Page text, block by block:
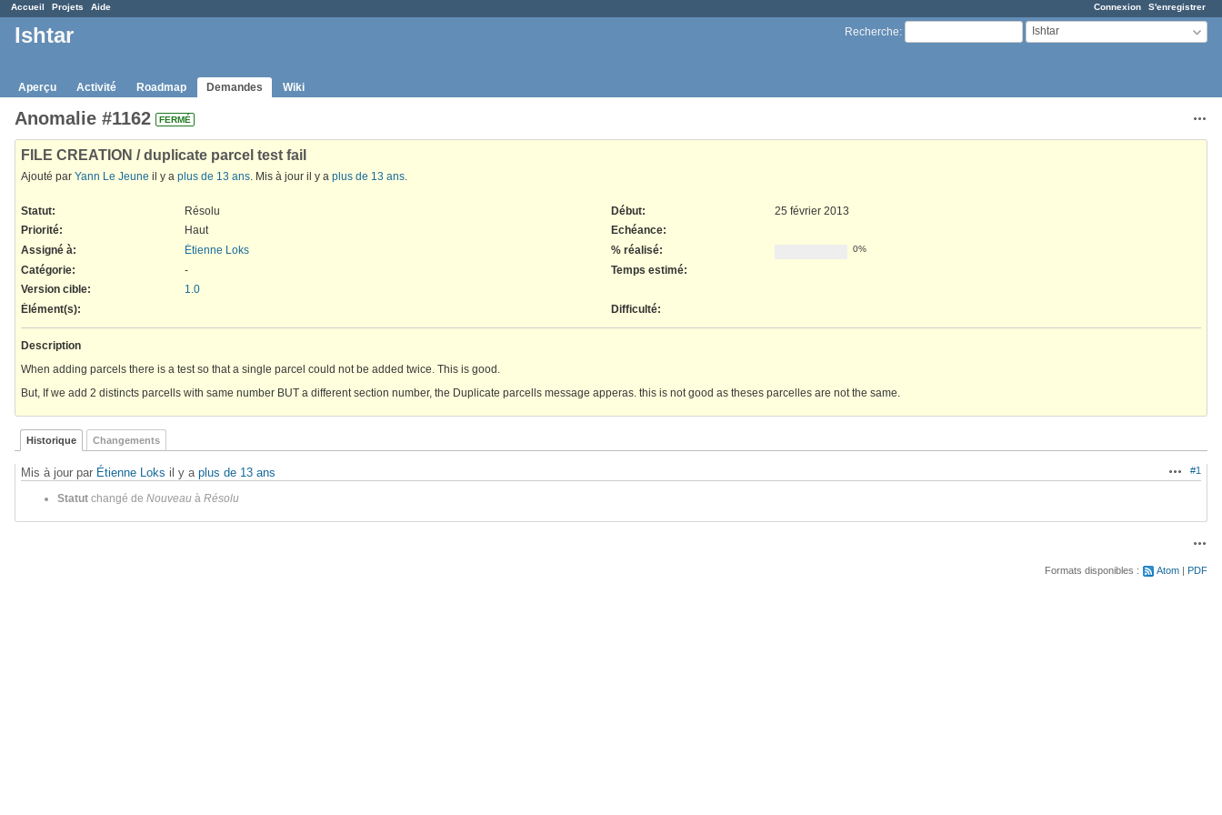
Connexion S'enregistrer
Accueil Projets Aide
Recherche: Ishtar
Ishtar
Aperçu Activité Roadmap Demandes Wiki
Anomalie #1162 FERMÉ
FILE CREATION / duplicate parcel test fail
Ajouté par Yann Le Jeune il y a plus de 13 ans. Mis à jour il y a plus de 13 ans.
Statut:
Résolu
Priorité:
Haut
Assigné à:
Étienne Loks
Catégorie:
-
Version cible:
1.0
Début:
25 février 2013
Echéance:
% réalisé:
0%
Temps estimé:
Élément(s): Difficulté:
Description
When adding parcels there is a test so that a single parcel could not be added twice. This is good.
But, If we add 2 distincts parcells with same number BUT a different section number, the Duplicate parcells message apperas. this is not good as theses parcelles are not the same.
Historique Changements
Actions
#1
Mis à jour par Étienne Loks il y a plus de 13 ans
Statut changé de Nouveau à Résolu
Formats disponibles : Atom PDF